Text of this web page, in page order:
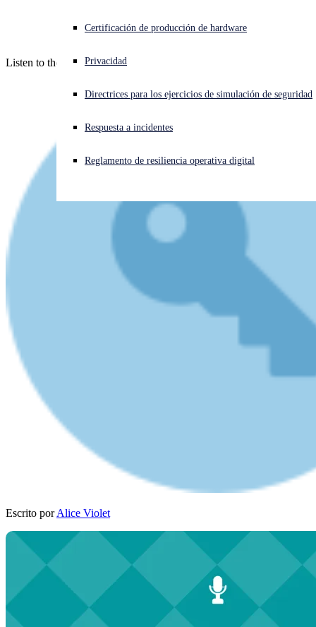
¿Está sufriendo un ciberataque? Obtenga ayuda ahora mismo
Open language switcher
Certificación de producción de hardware
Privacidad
Directrices para los ejercicios de simulación de seguridad
Respuesta a incidentes
Reglamento de resiliencia operativa digital
Podcast
Listen to the latest episode now!
Escrito por Alice Violet